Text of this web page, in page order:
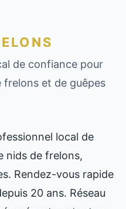
de confiance pour
frelons et de guêpes
local de
nids de frelons,
Rendez-vous rapide
20 ans. Réseau